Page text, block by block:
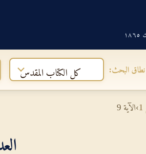
نطاق البحث: كل الكتاب المقدس
›الآية 9